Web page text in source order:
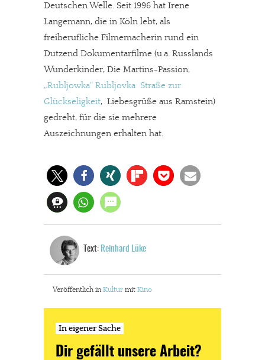
Deutschen Welle. Seit 1996 hat Irene
Langemann, die in Köln lebt, als
freiberufliche Filmemacherin rund ein
Dutzend Dokumentarfilme (u.a. Russlands
Wunderkinder, Die Martins-Passion,
„Rubljowka“ Rubljovka  Straße zur
Glückseligkeit, Liebesgrüße aus Ramstein)
gedreht, für die sie mehrere
Auszeichnungen erhalten hat.
Text: Reinhard Lüke
Veröffentlich in Kultur mit Kino
In eigener Sache
Dir gefällt unsere Arbeit?